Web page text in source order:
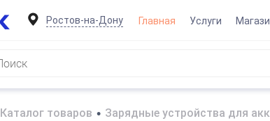
Ростов-на-Дону Главная Услуги
Каталог товаров • Зарядные устройства для